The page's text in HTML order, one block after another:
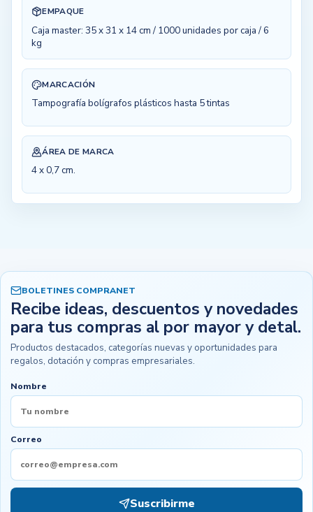
EMPAQUE
Caja master: 35 x 31 x 14 cm / 1000 unidades por caja / 6
kg
MARCACIÓN
Tampografía bolígrafos plásticos hasta 5 tintas
ÁREA DE MARCA
4 x 0,7 cm.
BOLETINES COMPRANET
Recibe ideas, descuentos y novedades
para tus compras al por mayor y detal.
Productos destacados, categorías nuevas y oportunidades para
regalos, dotación y compras empresariales.
Nombre
Correo
Suscribirme